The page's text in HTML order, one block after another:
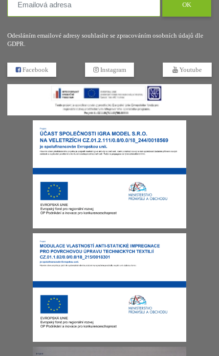
OK
Odesláním emailové adresy souhlasíte se zpracováním osobních údajů dle
GDPR.
Facebook Instagram Youtube